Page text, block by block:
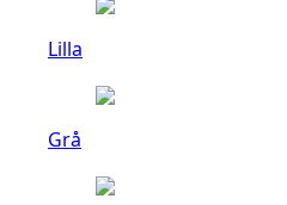
Lilla
Grå